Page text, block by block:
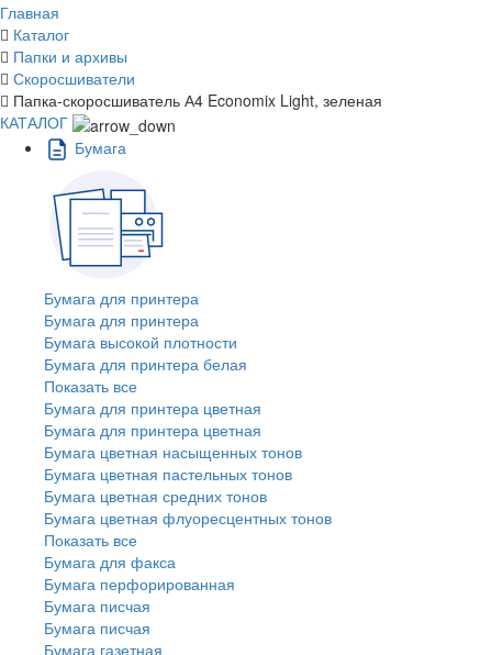
Главная
Каталог
Папки и архивы
Скоросшиватели
Папка-скоросшиватель А4 Economix Light, зеленая
КАТАЛОГ
Бумага
Бумага для принтера
Бумага для принтера
Бумага высокой плотности
Бумага для принтера белая
Показать все
Бумага для принтера цветная
Бумага для принтера цветная
Бумага цветная насыщенных тонов
Бумага цветная пастельных тонов
Бумага цветная средних тонов
Бумага цветная флуоресцентных тонов
Показать все
Бумага для факса
Бумага перфорированная
Бумага писчая
Бумага писчая
Бумага газетная